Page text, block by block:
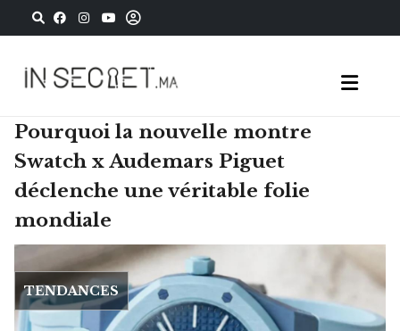
Pourquoi la nouvelle montre
Swatch x Audemars Piguet
déclenche une véritable folie
mondiale
TENDANCES